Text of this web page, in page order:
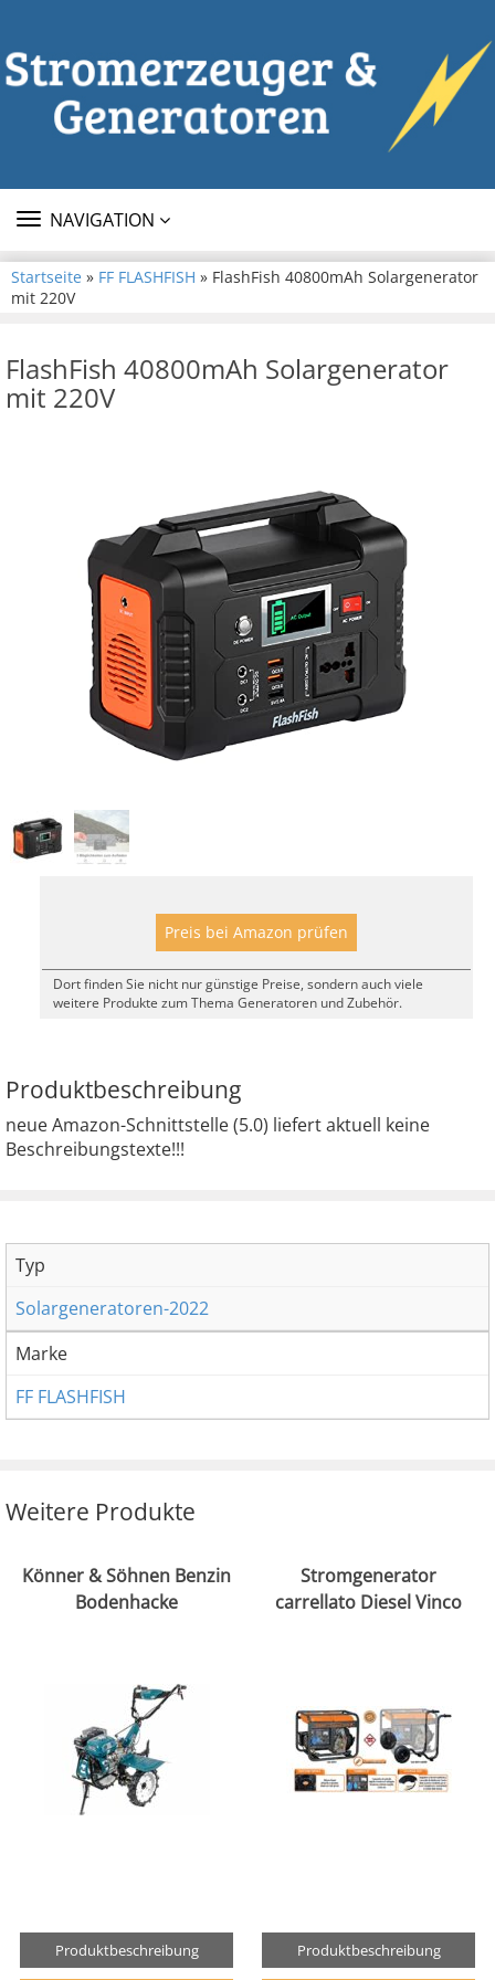
TOGGLE
NAVIGATION
Startseite » FF FLASHFISH » FlashFish 40800mAh Solargenerator
mit 220V
FlashFish 40800mAh Solargenerator
mit 220V
Preis bei Amazon prüfen
Dort finden Sie nicht nur günstige Preise, sondern auch viele
weitere Produkte zum Thema Generatoren und Zubehör.
Produktbeschreibung
neue Amazon-Schnittstelle (5.0) liefert aktuell keine
Beschreibungstexte!!!
Typ
Solargeneratoren-2022
Marke
FF FLASHFISH
Weitere Produkte
Könner & Söhnen Benzin
Bodenhacke
Produktbeschreibung
Stromgenerator
carrellato Diesel Vinco
Produktbeschreibung